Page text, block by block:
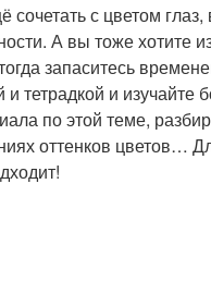
сочетать с цветом глаз,
А вы тоже хотите
запаситесь
и тетрадкой и изучайте
по этой теме,
оттенков цветов…